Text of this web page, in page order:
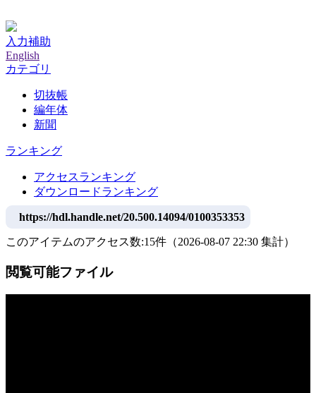
入力補助
English
カテゴリ
切抜帳
編年体
新聞
ランキング
アクセスランキング
ダウンロードランキング
https://hdl.handle.net/20.500.14094/0100353353
このアイテムのアクセス数:15件 （2026-08-07 22:30 集計）
閲覧可能ファイル